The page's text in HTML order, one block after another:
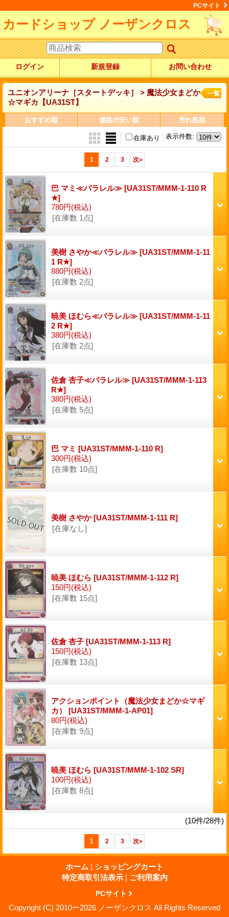
PCサイト
カードショップ ノーザンクロス
ログイン 新規登録 お問い合わせ
ユニオンアリーナ［スタートデッキ］ > 魔法少女まどか
☆マギカ【UA31ST】
一覧
おすすめ順 価格の安い順 売れ筋順
表示件数:
在庫あり
1 2 3 次»
巴 マミ≪パラレル≫ [UA31ST/MMM-1-110 R
★]
780円(税込)
[在庫数 1点]
美樹 さやか≪パラレル≫ [UA31ST/MMM-1-11
1 R★]
880円(税込)
[在庫数 2点]
暁美 ほむら≪パラレル≫ [UA31ST/MMM-1-11
2 R★]
380円(税込)
[在庫数 2点]
佐倉 杏子≪パラレル≫ [UA31ST/MMM-1-113
R★]
380円(税込)
[在庫数 5点]
巴 マミ [UA31ST/MMM-1-110 R]
300円(税込)
[在庫数 10点]
美樹 さやか[UA31ST/MMM-1-111 R]
[在庫なし]
暁美 ほむら [UA31ST/MMM-1-112 R]
150円(税込)
[在庫数 15点]
佐倉 杏子 [UA31ST/MMM-1-113 R]
150円(税込)
[在庫数 13点]
アクションポイント（魔法少女まどか☆マギ
カ） [UA31ST/MMM-1-AP01]
80円(税込)
[在庫数 9点]
暁美 ほむら [UA31ST/MMM-1-102 SR]
100円(税込)
[在庫数 8点]
(10件/28件)
1 2 3 次»
ホーム | ショッピングカート
特定商取引法表示 | ご利用案内
PCサイト
Copyright (C) 2010ー2026 ノーザンクロス All Rights Reserved